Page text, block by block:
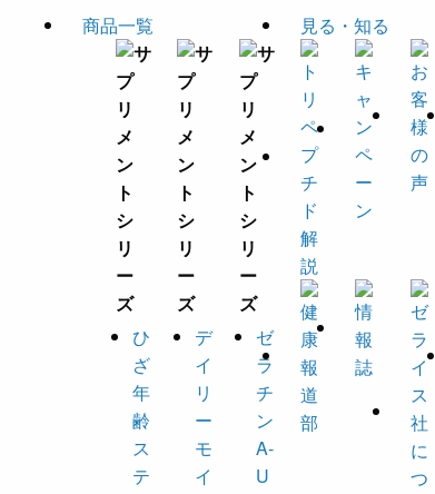
商品一覧
ひ
ざ
年
齢
ス
テ
デ
イ
リ
ー
モ
イ
ゼ
ラ
チ
ン
A-
U
見る・知る